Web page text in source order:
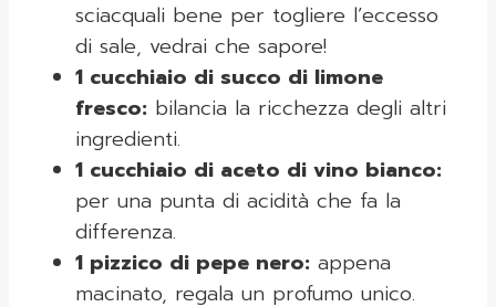
sciacquali bene per togliere l’eccesso
di sale, vedrai che sapore!
1 cucchiaio di succo di limone
fresco: bilancia la ricchezza degli altri
ingredienti.
1 cucchiaio di aceto di vino bianco:
per una punta di acidità che fa la
differenza.
1 pizzico di pepe nero: appena
macinato, regala un profumo unico.